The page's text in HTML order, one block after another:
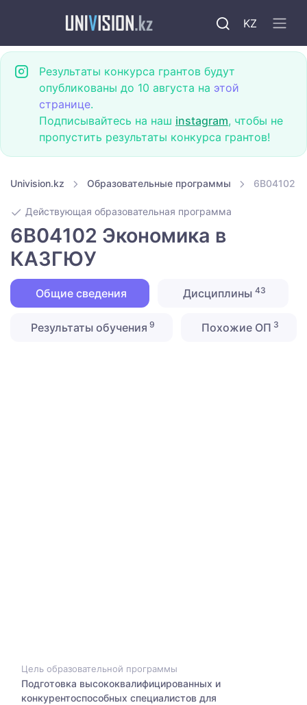
KZ
Результаты конкурса грантов будут
опубликованы до 10 августа на этой
странице.
Подписывайтесь на наш instagram, чтобы не
пропустить результаты конкурса грантов!
Univision.kz Образовательные программы 6B04102
Действующая образовательная программа
6B04102 Экономика в
КАЗГЮУ
Общие сведения Дисциплины 43
Результаты обучения 9 Похожие ОП 3
Цель образовательной программы
Подготовка высококвалифицированных и
конкурентоспособных специалистов для